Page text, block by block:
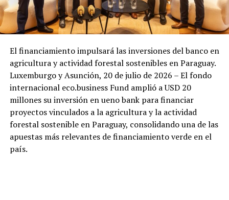
El financiamiento impulsará las inversiones del banco en
agricultura y actividad forestal sostenibles en Paraguay.
Luxemburgo y Asunción, 20 de julio de 2026 – El fondo
internacional eco.business Fund amplió a USD 20
millones su inversión en ueno bank para financiar
proyectos vinculados a la agricultura y la actividad
forestal sostenible en Paraguay, consolidando una de las
apuestas más relevantes de financiamiento verde en el
país.